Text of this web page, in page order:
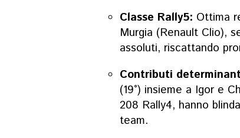
Classe Rally5: Ottima
Murgia (Renault Clio),
assoluti, riscattando
Contributi
(19°) insieme a Igor e
208 Rally4, hanno
team.